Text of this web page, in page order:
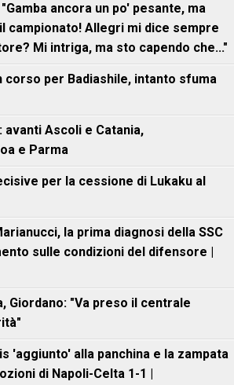
ancora un po' pesante, ma
campionato! Allegri mi dice sempre
Mi intriga, ma sto capendo che..."
corso per Badiashile, intanto sfuma
avanti Ascoli e Catania,
e Parma
per la cessione di Lukaku al
la prima diagnosi della SSC
sulle condizioni del difensore |
Giordano: "Va preso il centrale
'aggiunto' alla panchina e la zampata
di Napoli-Celta 1-1 |